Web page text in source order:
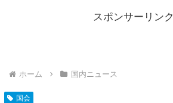
スポンサーリンク
ホーム 国内ニュース
国会